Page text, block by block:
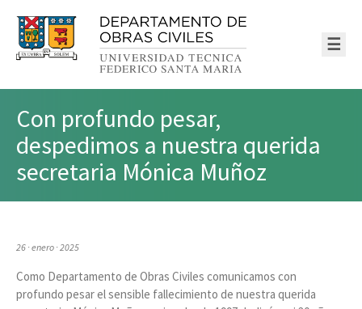
☰
Con profundo pesar,
despedimos a nuestra querida
secretaria Mónica Muñoz
26 · enero · 2025
Como Departamento de Obras Civiles comunicamos con
profundo pesar el sensible fallecimiento de nuestra querida